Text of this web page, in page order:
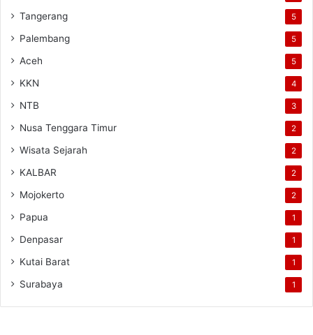
Tangerang 5
Palembang 5
Aceh 5
KKN 4
NTB 3
Nusa Tenggara Timur 2
Wisata Sejarah 2
KALBAR 2
Mojokerto 2
Papua 1
Denpasar 1
Kutai Barat 1
Surabaya 1